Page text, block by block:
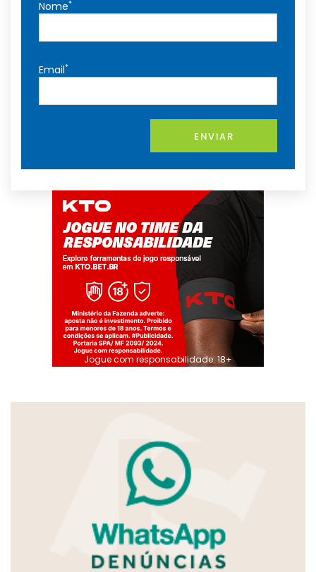
Nome*
Email*
ENVIAR
Jogue com responsabilidade. 18+